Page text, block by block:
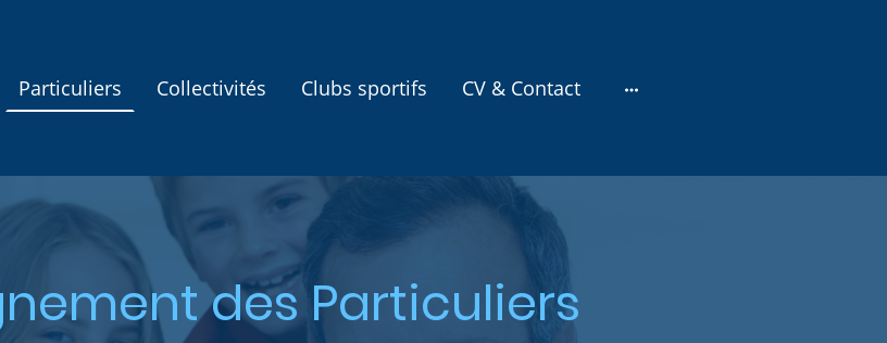
Particuliers Collectivités Clubs sportifs CV & Contact
des Particuliers